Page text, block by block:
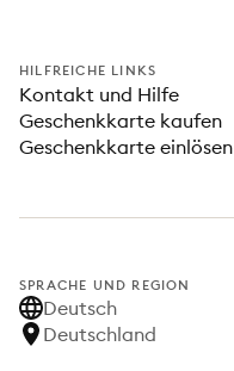
HILFREICHE LINKS
Kontakt und Hilfe
Geschenkkarte kaufen
Geschenkkarte einlösen
SPRACHE UND REGION
Deutsch
Deutschland